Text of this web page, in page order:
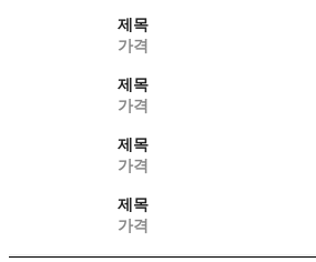
제목
가격
제목
가격
제목
가격
제목
가격